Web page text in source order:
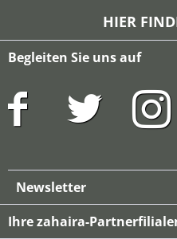
HIER
Begleiten Sie uns auf
Newsletter
Ihre zahaira-